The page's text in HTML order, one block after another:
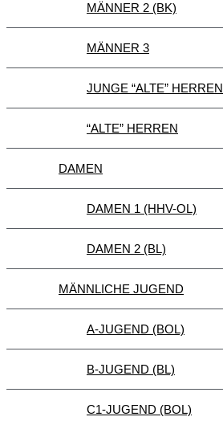
MÄNNER 2 (BK)
MÄNNER 3
JUNGE “ALTE” HERREN
“ALTE” HERREN
DAMEN
DAMEN 1 (HHV-OL)
DAMEN 2 (BL)
MÄNNLICHE JUGEND
A-JUGEND (BOL)
B-JUGEND (BL)
C1-JUGEND (BOL)